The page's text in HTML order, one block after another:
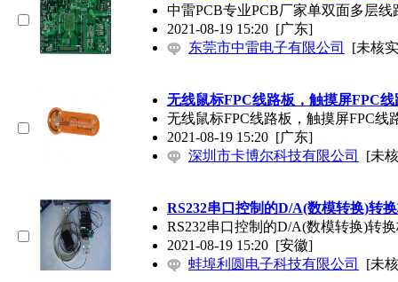
中雷PCB专业PCB厂家单双面多层线
2021-08-19 15:20 [广东]
东莞市中雷电子有限公司
[未核
无线鼠标FPC线路板，触摸屏FPC线
无线鼠标FPC线路板，触摸屏FPC线
2021-08-19 15:20 [广东]
深圳市卡博尔科技有限公司
[未
RS232串口控制的D/A(数模转换)转
RS232串口控制的D/A(数模转换)转
2021-08-19 15:20 [安徽]
蚌埠利圆电子科技有限公司
[未